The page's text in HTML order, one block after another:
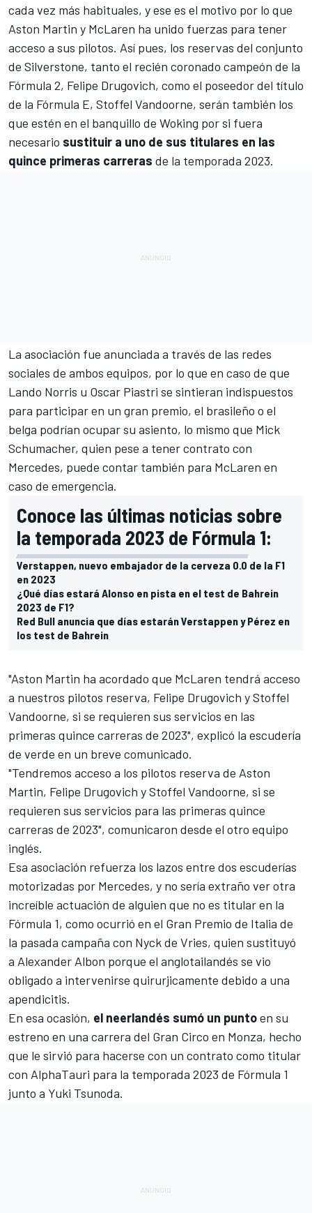
cada vez más habituales, y ese es el motivo por lo que
Aston Martin y McLaren ha unido fuerzas para tener
acceso a sus pilotos. Así pues, los reservas del conjunto
de Silverstone, tanto el recién coronado campeón de la
Fórmula 2, Felipe Drugovich, como el poseedor del título
de la Fórmula E, Stoffel Vandoorne, serán también los
que estén en el banquillo de Woking por si fuera
necesario sustituir a uno de sus titulares en las
quince primeras carreras de la temporada 2023.
La asociación fue anunciada a través de las redes
sociales de ambos equipos, por lo que en caso de que
Lando Norris u Oscar Piastri se sintieran indispuestos
para participar en un gran premio, el brasileño o el
belga podrían ocupar su asiento, lo mismo que Mick
Schumacher, quien pese a tener contrato con
Mercedes, puede contar también para McLaren en
caso de emergencia.
Conoce las últimas noticias sobre
la temporada 2023 de Fórmula 1:
Verstappen, nuevo embajador de la cerveza 0.0 de la F1
en 2023
¿Qué días estará Alonso en pista en el test de Bahrein
2023 de F1?
Red Bull anuncia que días estarán Verstappen y Pérez en
los test de Bahrein
"Aston Martin ha acordado que McLaren tendrá acceso
a nuestros pilotos reserva, Felipe Drugovich y Stoffel
Vandoorne, si se requieren sus servicios en las
primeras quince carreras de 2023", explicó la escudería
de verde en un breve comunicado.
"Tendremos acceso a los pilotos reserva de Aston
Martin, Felipe Drugovich y Stoffel Vandoorne, si se
requieren sus servicios para las primeras quince
carreras de 2023", comunicaron desde el otro equipo
inglés.
Esa asociación refuerza los lazos entre dos escuderías
motorizadas por Mercedes, y no sería extraño ver otra
increíble actuación de alguien que no es titular en la
Fórmula 1, como ocurrió en el Gran Premio de Italia de
la pasada campaña con Nyck de Vries, quien sustituyó
a Alexander Albon porque el anglotailandés se vio
obligado a intervenirse quirurjicamente debido a una
apendicitis.
En esa ocasión, el neerlandés sumó un puntoen su
estreno en una carrera del Gran Circo en Monza, hecho
que le sirvió para hacerse con un contrato como titular
con AlphaTauri para la temporada 2023 de Fórmula 1
junto a Yuki Tsunoda.